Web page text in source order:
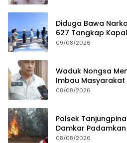
Diduga Bawa
627 Tangkap
Tanzania
09/08/2026
Waduk Nongsa
Imbau Masyarakat
Bijak
08/08/2026
Polsek
Damkar
Bugis
08/08/2026